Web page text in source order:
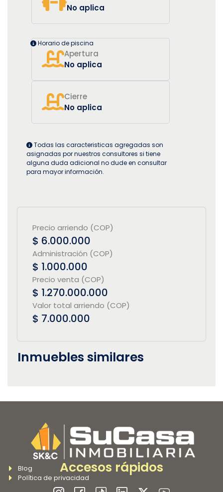
No aplica
Horario de piscina
Apertura
No aplica
Cierre
No aplica
Todas las caracteristicas agregadas son
asignadas por nuestros consultores si tiene
alguna duda adicional no dude en consultar
para mayor información.
Precio arriendo (COP)
$ 6.000.000
Administración (COP)
$ 1.000.000
Precio venta (COP)
$ 1.270.000.000
Valor total arriendo (COP)
$ 7.000.000
Inmuebles similares
Accesos rápidos
Blog
Política de privacidad